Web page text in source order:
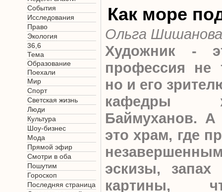
События
Исследования
Право
Экология
36,6
Тема
Образование
Поехали
Мир
Спорт
Светская жизнь
Люди
Культура
Шоу-бизнес
Мода
Прямой эфир
Смотри в оба
Пошутим
Гороскоп
Последняя страница
Как море
Ольга Шишанова
Художник -
профессия не
но и его
кафедры
Баймуханов. А
это храм, где
эскизы,
картины,